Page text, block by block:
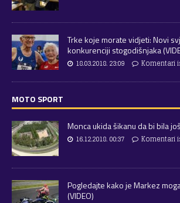
Trke koje morate vidjeti: Novi
konkurenciji stogodišnjaka
18.03.2018. 23:09 Komentari
MOTO SPORT
Monca ukida šikanu da bi bila
16.12.2018. 00:37 Komentari
Pogledajte kako je Markez
(VIDEO)